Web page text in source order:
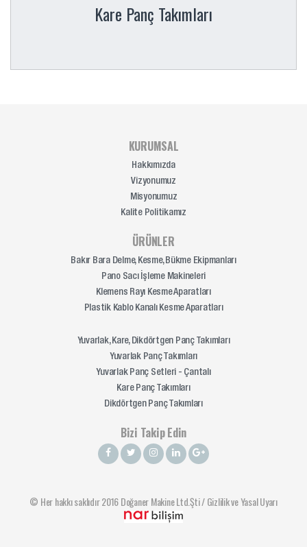
Kare Panç Takımları
KURUMSAL
Hakkımızda
Vizyonumuz
Misyonumuz
Kalite Politikamız
ÜRÜNLER
Bakır Bara Delme, Kesme, Bükme Ekipmanları
Pano Sacı İşleme Makineleri
Klemens Rayı Kesme Aparatları
Plastik Kablo Kanalı Kesme Aparatları
Yuvarlak, Kare, Dikdörtgen Panç Takımları
Yuvarlak Panç Takımları
Yuvarlak Panç Setleri - Çantalı
Kare Panç Takımları
Dikdörtgen Panç Takımları
Bizi Takip Edin
© Her hakkı saklıdır 2016 Doğaner Makine Ltd.Şti /Gizlilik ve Yasal Uyarı